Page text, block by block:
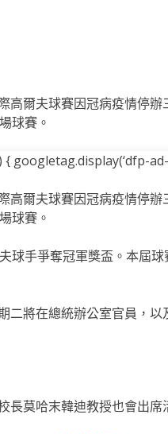
高爾夫球賽因冠病疫情停
球賽。
googletag.display(‘dfp-ad-
高爾夫球賽因冠病疫情停
球賽。
球手爭奪冠軍獎盃。本屆
二將在總統辦公室官員，
長莫哈末韓迪教授也會出席